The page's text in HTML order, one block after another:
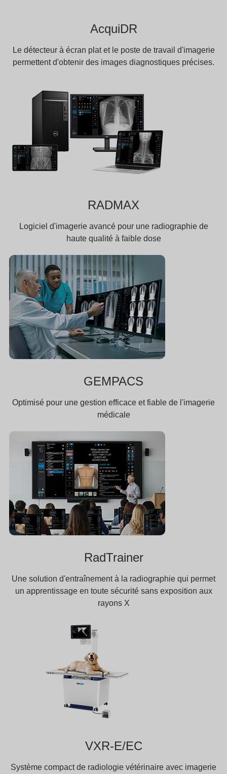
AcquiDR
Le détecteur à écran plat et le poste de travail d'imagerie
permettent d'obtenir des images diagnostiques précises.
RADMAX
Logiciel d'imagerie avancé pour une radiographie de
haute qualité à faible dose
GEMPACS
Optimisé pour une gestion efficace et fiable de l'imagerie
médicale
RadTrainer
Une solution d'entraînement à la radiographie qui permet
un apprentissage en toute sécurité sans exposition aux
rayons X
VXR-E/EC
Système compact de radiologie vétérinaire avec imagerie